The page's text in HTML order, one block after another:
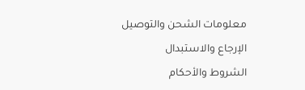
معلومات الشحن والتوصيل
الإرجاع والاستبدال
الشروط والأحكام